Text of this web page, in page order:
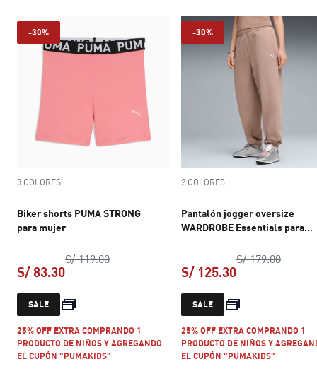
-30%
3 COLORES
Biker shorts PUMA STRONG
para mujer
S/ 119.00precio original S/ 119.00
S/ 83.30
precio actual S/ 83.30
SALE
25% OFF EXTRA COMPRANDO 1
PRODUCTO DE NIÑOS Y AGREGANDO
EL CUPÓN "PUMAKIDS"
-30%
2 COLORES
Pantalón jogger oversize
WARDROBE Essentials para
S/ 179.00precio
S/ 125.30
precio actual
SALE
25% OFF EXTRA COMPRANDO 1
PRODUCTO DE NIÑOS Y
EL CUPÓN "PUMAKIDS"